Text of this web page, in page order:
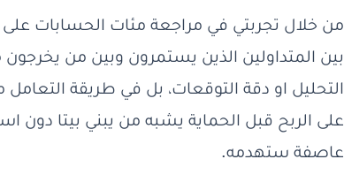
من خلال تجربتي في مراجعة مئات الحسابات
بين المتداولين الذين يستمرون وبين من
التحليل او دقة التوقعات، بل في طريقة
على الربح قبل الحماية يشبه من يبني بيتا دون
عاصفة ستهدمه.